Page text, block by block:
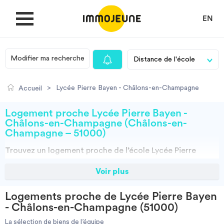
EN
MON COMPTE
Villes
Modifier ma recherche
Accueil > Lycée Pierre Bayen - Châlons-en-Champagne
Logement proche Lycée Pierre Bayen -
Châlons-en-Champagne (Châlons-en-
Champagne – 51000)
Trouvez un logement proche de l’école Lycée Pierre
grâce à ImmoJeune.com, le premier
de locations proches de l’Lycée Pierre Bayen - Châlons-
en-Champagne : résidences étudiantes, locations par
Voir plus
Logements proche de Lycée Pierre Bayen
- Châlons-en-Champagne (51000)
La sélection de biens de l’équipe